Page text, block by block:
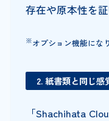
存在や原本性を証
※オプション機能にな
2. 紙書類と同じ感
「Shachihata